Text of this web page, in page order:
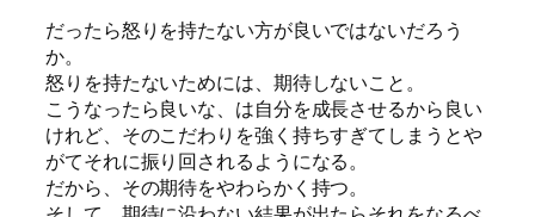
だったら怒りを持たない方が良いではないだろう
か。
怒りを持たないためには、期待しないこと。
こうなったら良いな、は自分を成長させるから良い
けれど、そのこだわりを強く持ちすぎてしまうとや
がてそれに振り回されるようになる。
だから、その期待をやわらかく持つ。